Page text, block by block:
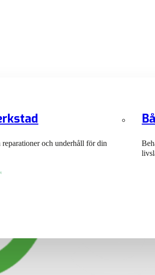
reparationer och underhåll för din